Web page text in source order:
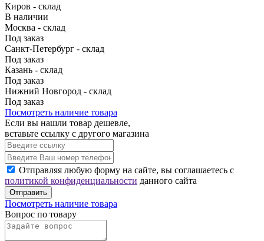
Киров - склад
В наличии
Москва - склад
Под заказ
Санкт-Петербург - склад
Под заказ
Казань - склад
Под заказ
Нижний Новгород - склад
Под заказ
Посмотреть наличие товара
Если вы нашли товар дешевле,
вставьте ссылку с другого магазина
Отправляя любую форму на сайте, вы соглашаетесь с
политикой конфиденциальности данного сайта
Отправить
Посмотреть наличие товара
Вопрос по товару